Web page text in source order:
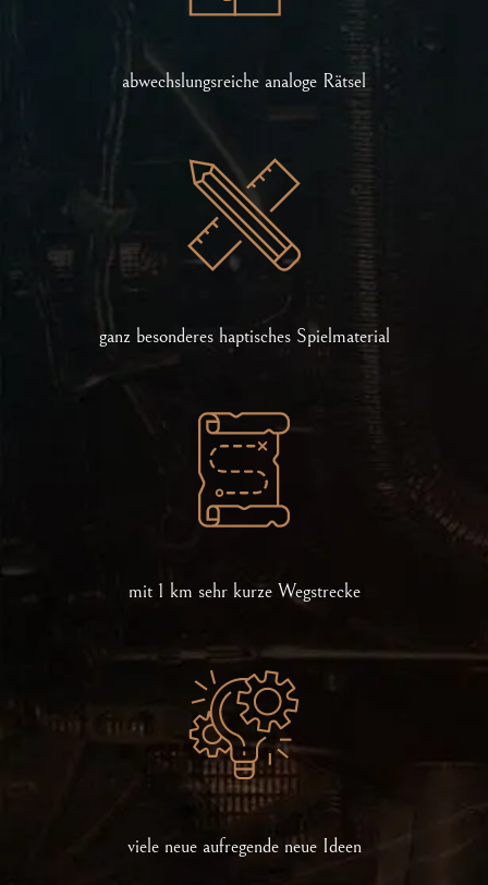
abwechslungsreiche analoge Rätsel
ganz besonderes haptisches Spielmaterial
mit 1 km sehr kurze Wegstrecke
viele neue aufregende neue Ideen